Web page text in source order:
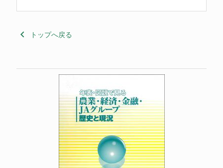
keyboard_arrow_left トップへ戻る